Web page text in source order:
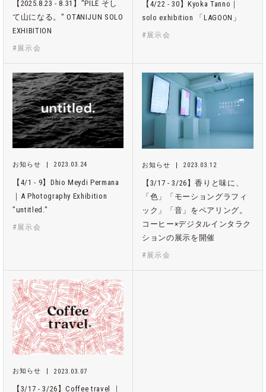
【2025.8.23 - 8.31】"PILE そし
て山になる。" OTANIJUN SOLO
EXHIBITION
#展示会
【4/22 - 30】Kyoka Tanno｜
solo exhibition 「LAGOON」
#展示会
お知らせ 2023.03.24
【4/1 - 9】Dhio Meydi Permana
｜A Photography Exhibition
"untitled."
#展示会
お知らせ 2023.03.12
【3/17 - 3/26】香りと味に、
「色」「モーショングラフィ
ック」「音」をペアリング。
コーヒー×デジタルインタラク
ションの展示を開催
#展示会
お知らせ 2023.03.07
【3/17 - 3/26】Coffee travel ｜